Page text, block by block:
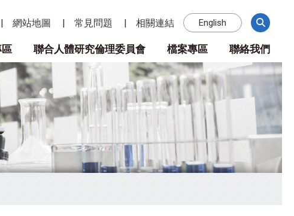
網站地圖 常見問題 相關連結 English
聯合人體研究倫理委員會 檔案專區 聯絡我們